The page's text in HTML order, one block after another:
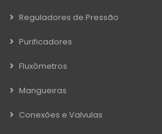
Reguladores de Pressão
Purificadores
Fluxômetros
Mangueiras
Conexões e Valvulas